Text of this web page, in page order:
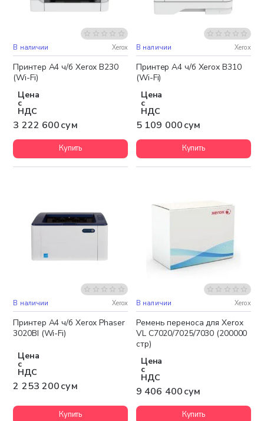
Бесплатная доставка
В наличии Xerox
Принтер А4 ч/б Xerox B230
(Wi-Fi)
Цена
с
НДС
3 222 600 сум
Купить
Бесплатная доставка
В наличии Xerox
Принтер А4 ч/б Xerox B310
(Wi-Fi)
Цена
с
НДС
5 109 000 сум
Купить
Бесплатная доставка
В наличии Xerox
Принтер А4 ч/б Xerox Phaser
3020BI (Wi-Fi)
Цена
с
НДС
2 253 200 сум
Купить
Бесплатная доставка
В наличии Xerox
Ремень переноса для Xerox
VL C7020/7025/7030 (200000
стр)
Цена
с
НДС
9 406 400 сум
Купить